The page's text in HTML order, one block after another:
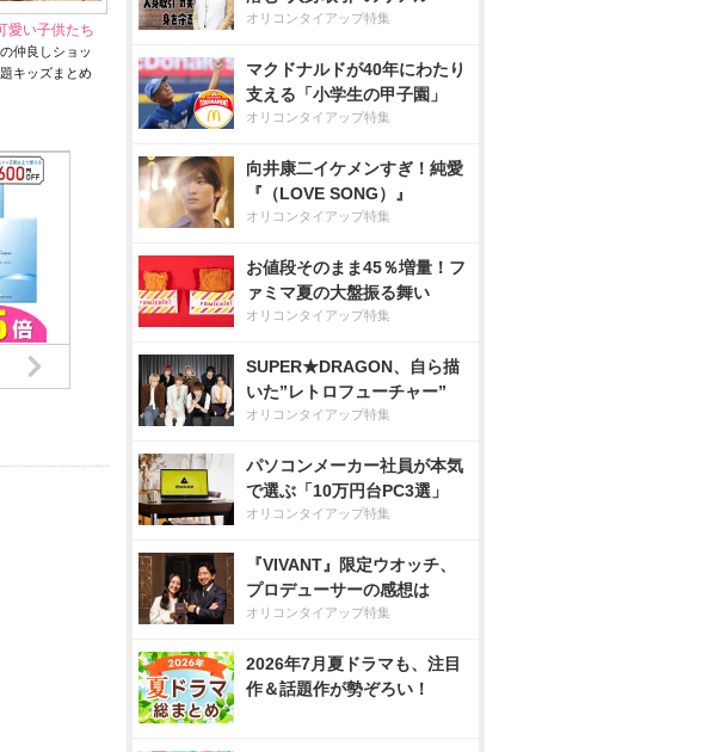
愛い子供たち
仲良しショッ
キッズまとめ
オリコンタイアップ特集
マクドナルドが40年にわたり
支える「小学生の甲子園」
オリコンタイアップ特集
向井康二イケメンすぎ！純愛
『（LOVE SONG）』
オリコンタイアップ特集
お値段そのまま45％増量！フ
ァミマ夏の大盤振る舞い
オリコンタイアップ特集
SUPER★DRAGON、自ら描
いた”レトロフューチャー”
オリコンタイアップ特集
パソコンメーカー社員が本気
で選ぶ「10万円台PC3選」
オリコンタイアップ特集
『VIVANT』限定ウオッチ、
プロデューサーの感想は
オリコンタイアップ特集
2026年7月夏ドラマも、注目
作＆話題作が勢ぞろい！